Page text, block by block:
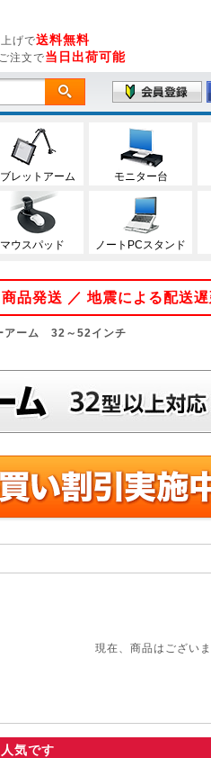
げで送料無料
注文で当日出荷可能
レットアーム モニター台
マウスパッド ノートPCスタンド
品発送 ／ 地震による配送
アーム 32～52インチ
現在、商品はございま
気です